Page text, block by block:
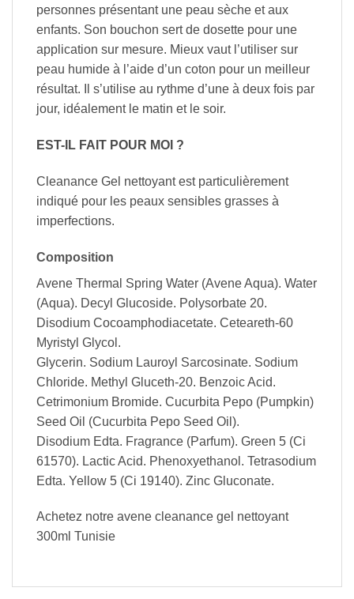
personnes présentant une peau sèche et aux
enfants. Son bouchon sert de dosette pour une
application sur mesure. Mieux vaut l’utiliser sur
peau humide à l’aide d’un coton pour un meilleur
résultat. Il s’utilise au rythme d’une à deux fois par
jour, idéalement le matin et le soir.
EST-IL FAIT POUR MOI ?
Cleanance Gel nettoyant est particulièrement
indiqué pour les peaux sensibles grasses à
imperfections.
Composition
Avene Thermal Spring Water (Avene Aqua). Water
(Aqua). Decyl Glucoside. Polysorbate 20.
Disodium Cocoamphodiacetate. Ceteareth-60
Myristyl Glycol.
Glycerin. Sodium Lauroyl Sarcosinate. Sodium
Chloride. Methyl Gluceth-20. Benzoic Acid.
Cetrimonium Bromide. Cucurbita Pepo (Pumpkin)
Seed Oil (Cucurbita Pepo Seed Oil).
Disodium Edta. Fragrance (Parfum). Green 5 (Ci
61570). Lactic Acid. Phenoxyethanol. Tetrasodium
Edta. Yellow 5 (Ci 19140). Zinc Gluconate.
Achetez notre avene cleanance gel nettoyant
300ml Tunisie